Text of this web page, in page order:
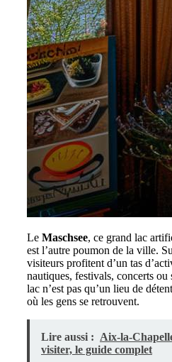
Le Maschsee, ce grand lac
est l’autre poumon de la ville.
visiteurs profitent d’un tas
nautiques, festivals, concerts
lac n’est pas qu’un lieu de
où les gens se retrouvent.
Lire aussi : Aix-la-
visiter, le guide complet